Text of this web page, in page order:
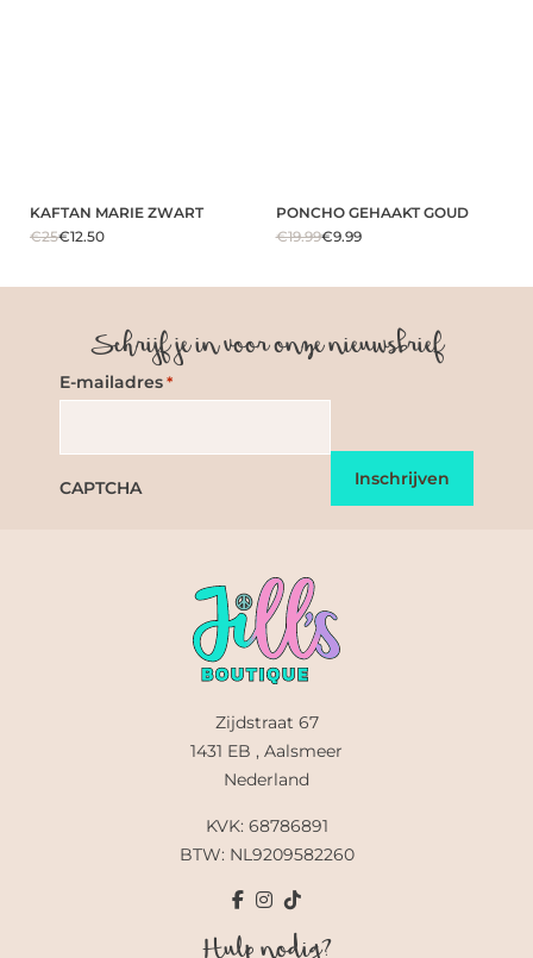
KAFTAN MARIE ZWART
€25€12.50
PONCHO GEHAAKT GOUD
€19.99€9.99
Schrijf je in voor onze nieuwsbrief
E-mailadres *
CAPTCHA
Zijdstraat 67
1431 EB , Aalsmeer
Nederland
KVK: 68786891
BTW: NL9209582260
Hulp nodig?